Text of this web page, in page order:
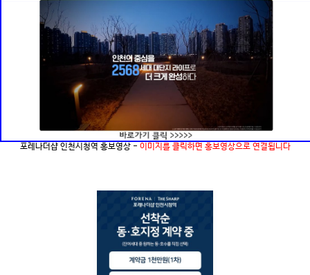
포레나더샵 인천시청역 홍보영상 - 이미지를 클릭하면 홍보영상으로 연결됩니다